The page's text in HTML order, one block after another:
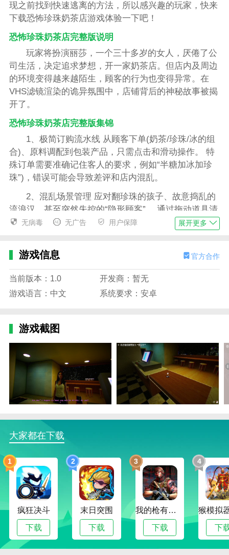
现之前找到快速逃离的方法，所以感兴趣的玩家，快来
下载恐怖珍珠奶茶店游戏体验一下吧！
恐怖珍珠奶茶店完整版说明
玩家将扮演丽莎，一个三十多岁的女人，厌倦了公
司生活，决定追求梦想，开一家奶茶店。但店内及周边
的环境变得越来越陌生，顾客的行为也变得异常。在
VHS滤镜渲染的诡异氛围中，店铺背后的神秘故事被揭
开了。
恐怖珍珠奶茶店完整版集锦
1、极简订购流水线 从顾客下单(奶茶/珍珠/冰的组
合)、原料调配到包装产品，只需点击和滑动操作。 特
殊订单需要准确记住客人的要求，例如“半糖加冰加珍
珠”)，错误可能会导致差评和店内混乱。
2、混乱场景管理 应对翻珍珠的孩子、故意捣乱的
流浪汉，甚至突然失控的“隐形顾客”。 通过拖动道具清
除残渣，安抚情绪失控的顾客，维持店铺的表面秩序，
3、午夜神秘事件 每晚关门后，货架上的珍珠都会
消失，收银台上出现不属于这个时代的硬币，柜台后面
的镜子里偶尔会映出丽莎从未经历过的记忆。
4、隐藏剧情解锁 累计卖50杯奶茶就可以解锁丽莎
茶”“血珍珠”等10种“可疑订单”会引起平行世界的可怕结
局。
恐怖珍珠奶茶店完整版攻略
1、在本站下载恐怖珍珠奶茶店，点击开始游戏。
(本游戏包含大喊的噪音、恐怖的画面)
2、经过五年的积蓄，我终于有足够的钱开自己的
营业中。
客。
恐怖珍珠奶茶店完整版评测
在游戏中，玩家需要制作奶茶来响应顾客的订单。
比如最简单的泡泡茶，就是放一杯红茶，加牛奶，挖一
勺珍珠，最后把奶茶放在封口机上，再放到餐桌上，就
完成了交易。
无病毒 无广告 用户保障 展开更多
游戏信息 官方合作
当前版本：1.0
开发商：暂无
游戏语言：中文
系统要求：安卓
游戏截图
大家都在下载
1
疯狂决斗
下载
2
末日突围
下载
3
我的枪有子弹英文_我的枪有子弹
下载
4
下